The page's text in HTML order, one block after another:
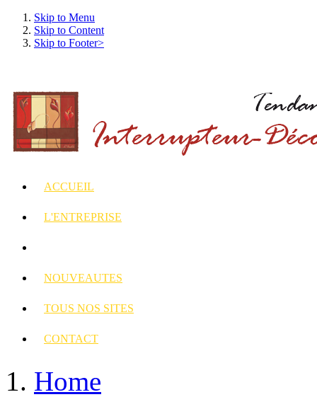
Skip to Menu
Skip to Content
Skip to Footer>
ACCUEIL
L'ENTREPRISE
NOUVEAUTES
TOUS NOS SITES
CONTACT
Home